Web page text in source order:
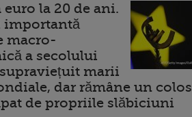
la 20 de ani.
importantă
macro-
a secolului
marii
dar rămâne un colos
de propriile slăbiciuni